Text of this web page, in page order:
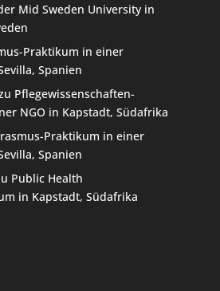
Mid Sweden University in
Praktikum in einer
Spanien
Pflegewissenschaften-
NGO in Kapstadt, Südafrika
Praktikum in einer
Spanien
Public Health
in Kapstadt, Südafrika